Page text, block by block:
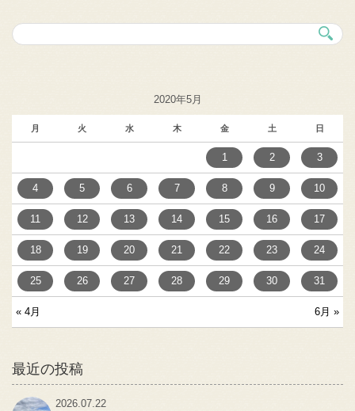
2020年5月
月 火 水 木 金 土 日
« 4月 6月 »
1 2 3
4 5 6 7 8 9 10
11 12 13 14 15 16 17
18 19 20 21 22 23 24
25 26 27 28 29 30 31
最近の投稿
2026.07.22